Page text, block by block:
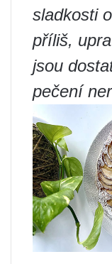
sladkosti
příliš,
jsou
pečení